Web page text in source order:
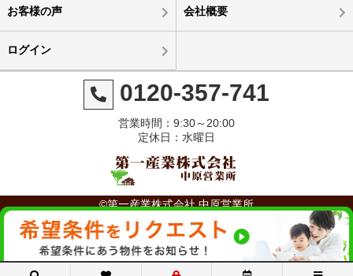
お客様の声 会社概要
ログイン
0120-357-741
営業時間：9:30～20:00
定休日：水曜日
©第一産業株式会社 中原営業所